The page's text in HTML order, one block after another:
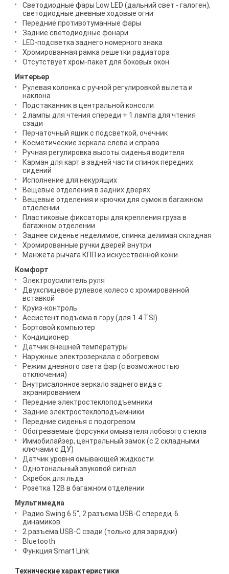
Светодиодные фары Low LED (дальний свет - галоген),
светодиодные дневные ходовые огни
Передние противотуманные фары
Задние светодиодные фонари
LED-подсветка заднего номерного знака
Хромированная рамка решетки радиатора
Отсутствует хром-пакет для боковых окон
Интерьер
Рулевая колонка с ручной регулировкой вылета и
наклона
Подстаканник в центральной консоли
2 лампы для чтения спереди + 1 лампа для чтения
сзади
Перчаточный ящик с подсветкой, очечник
Косметические зеркала слева и справа
Ручная регулировка высоты сиденья водителя
Карман для карт в задней части спинок передних
сидений
Исполнение для некурящих
Вещевые отделения в задних дверях
Вещевые отделения и крючки для сумок в багажном
отделении
Пластиковые фиксаторы для крепления груза в
багажном отделении
Заднее сиденье неделимое, спинка делимая складная
Хромированные ручки дверей внутри
Манжета рычага КПП из искусственной кожи
Комфорт
Электроусилитель руля
Двухспицевое рулевое колесо с хромированной
вставкой
Круиз-контроль
Ассистент подъема в гору (для 1.4 TSI)
Бортовой компьютер
Кондиционер
Датчик внешней температуры
Наружные электрозеркала с обогревом
Режим дневного света фар (с возможностью
отключения)
Внутрисалонное зеркало заднего вида с
экранированием
Передние электростеклоподъемники
Задние электростеклоподъемники
Передние сиденья с подогревом
Обогреваемые форсунки омывателя лобового стекла
Иммобилайзер, центральный замок (с 2 складными
ключами с ДУ)
Датчик уровня омывающей жидкости
Однотональный звуковой сигнал
Скребок для льда
Розетка 12В в багажном отделении
Мультимедиа
Радио Swing 6.5", 2 разъема USB-C спереди, 6
динамиков
2 разъема USB-C сзади (только для зарядки)
Bluetooth
Функция Smart Link
Технические характеристики